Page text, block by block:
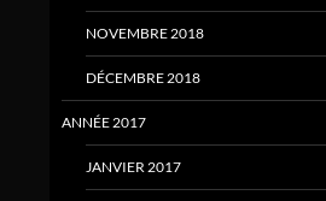
NOVEMBRE 2018
DÉCEMBRE 2018
ANNÉE 2017
JANVIER 2017